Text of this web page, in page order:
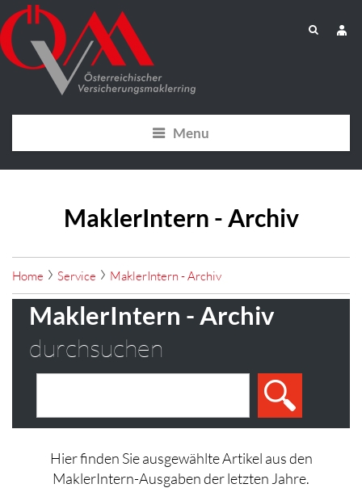
Menu
MaklerIntern - Archiv
Home Service MaklerIntern - Archiv
MaklerIntern - Archiv
durchsuchen
Hier finden Sie ausgewählte Artikel aus den
MaklerIntern-Ausgaben der letzten Jahre.